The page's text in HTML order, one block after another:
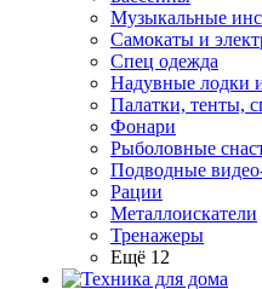
Музыкальные
Самокаты и
Спец одежда
Надувные лодки
Палатки, тенты,
Фонари
Рыболовные
Подводные
Рации
Металлоискатели
Тренажеры
Ещё 12